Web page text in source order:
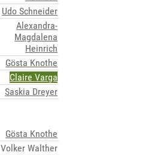
Udo Schneider
Alexandra-
Magdalena
Heinrich
Gösta Knothe
Claire Varga
Saskia Dreyer
Gösta Knothe
Volker Walther